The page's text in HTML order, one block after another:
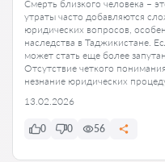
Смерть близкого человека –
утраты часто добавляются
юридических вопросов,
наследства в Таджикистане.
может стать еще более
Отсутствие четкого
незнание юридических
13.02.2026
0 0 56